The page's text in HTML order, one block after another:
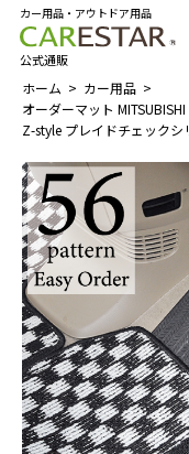
カー用品・アウトドア用品
公式通販
ホーム
カー用品
オーダーマット
Z-style プレイドチェック